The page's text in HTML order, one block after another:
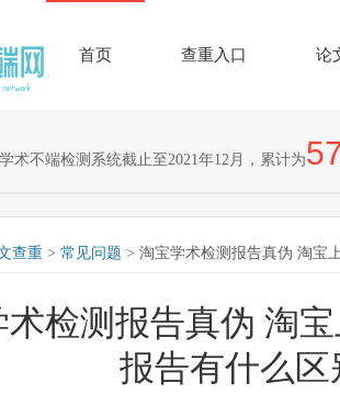
首页 查重入口 论
学术不端检测系统截止至2021年12月，累计为
查重 > 常见问题 > 淘宝学术检测报告真伪 淘宝
术检测报告真伪 淘
报告有什么区